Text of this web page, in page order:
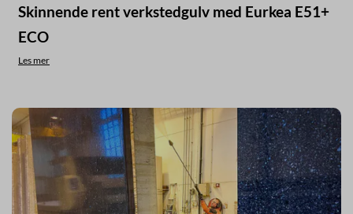
Skinnende rent verkstedgulv med Eurkea E51+
ECO
Les mer